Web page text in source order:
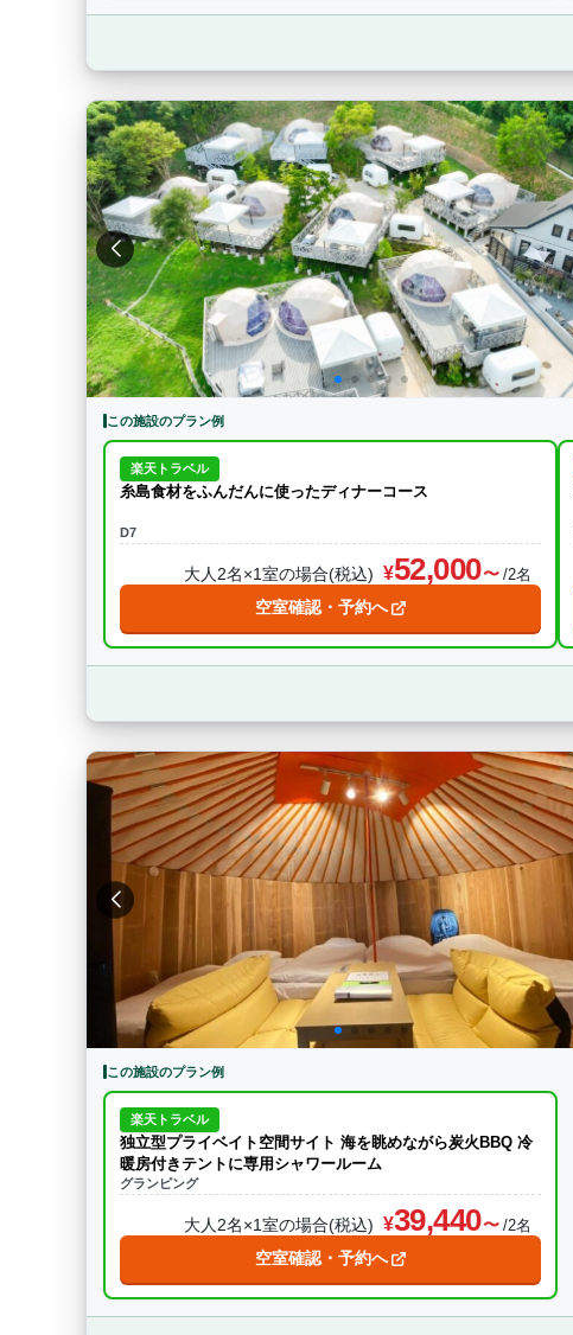
この施設のプラン例
楽天トラベル
糸島食材をふんだんに使ったディナーコース
D7
大人2名×1室の場合(税込) 52,000 /2名
空室確認・予約へ
この施設のプラン例
楽天トラベル
独立型プライベイト空間サイト 海を眺めながら炭火BBQ 冷
暖房付きテントに専用シャワールーム
グランピング
大人2名×1室の場合(税込) 39,440 /2名
空室確認・予約へ